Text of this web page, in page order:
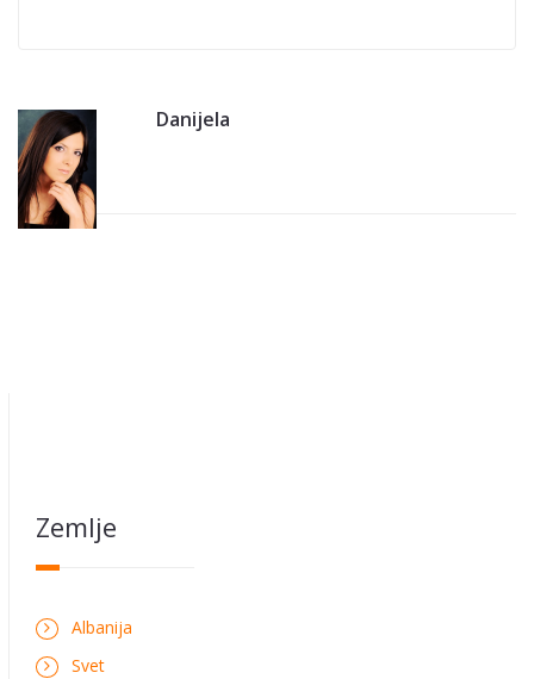
Danijela
Zemlje
Albanija
Svet